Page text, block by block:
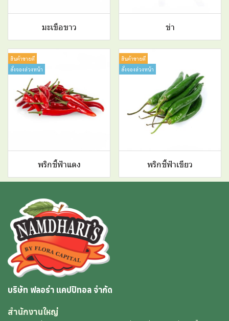
มะเขือขาว ข่า
สินค้าขายดี
สั่งจองล่วงหน้า
พริกชี้ฟ้าแดง
สินค้าขายดี
สั่งจองล่วงหน้า
พริกชี้ฟ้าเขียว
บริษัท ฟลอร่า แคปปิทอล จำกัด
สำนักงานใหญ่